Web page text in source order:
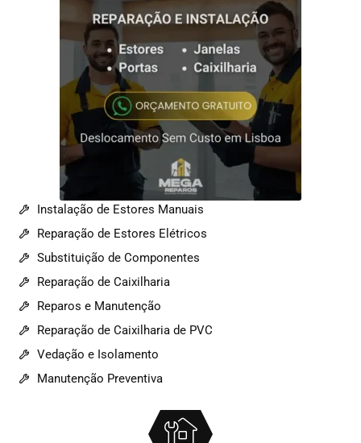
Instalação de Estores Manuais
Reparação de Estores Elétricos
Substituição de Componentes
Reparação de Caixilharia
Reparos e Manutenção
Reparação de Caixilharia de PVC
Vedação e Isolamento
Manutenção Preventiva